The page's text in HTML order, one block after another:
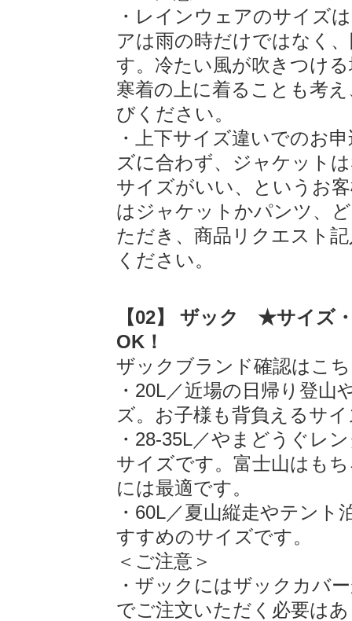
・レインウェアのサイズ
アは雨の時だけではなく
す。冷たい風が吹きつけ
寒着の上に着ることも考
びください。
・上下サイズ違いでのお
ズに合わず、ジャケット
サイズがいい、というお
はジャケットかパンツ、
ただき、商品リクエスト
ください。
【02】 ザック ★サイズ
OK！
ザックブランド確認はこ
・20L／近場の日帰り登
ズ。お子様も背負えるサ
・28-35L／やまどうぐレ
サイズです。富士山はも
には最適です。
・60L／夏山縦走やテン
すすめのサイズです。
＜ご注意＞
・ザックにはザックカバ
でご注文いただく必要は